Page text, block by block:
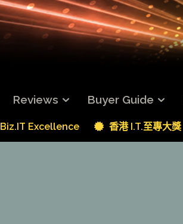
Reviews Buyer Guide
Biz.IT Excellence 香港 I.T.至專大獎